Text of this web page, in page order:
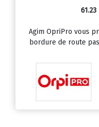
Agim OpriPro vous
bordure de route